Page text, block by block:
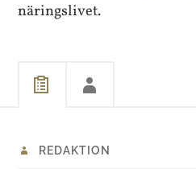
näringslivet.
REDAKTION